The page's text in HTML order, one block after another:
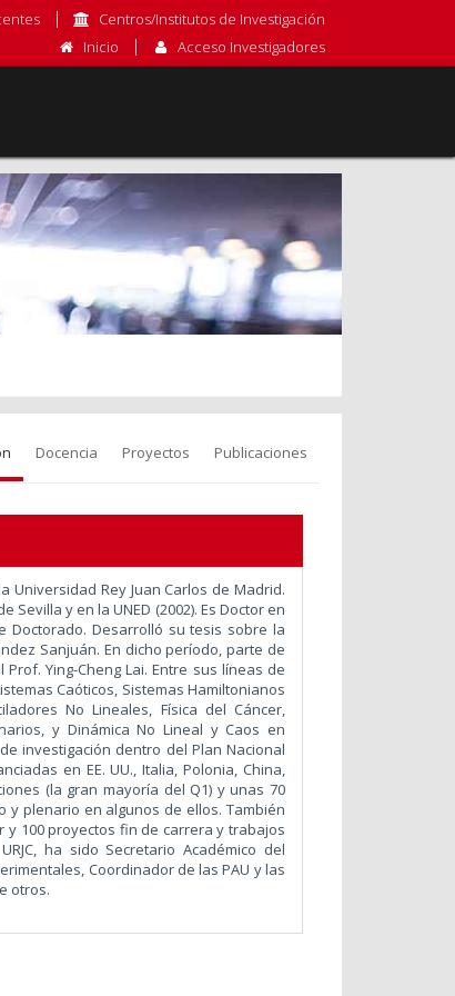
Centros/Institutos de Investigación
Inicio
Acceso Investigadores
Docencia Proyectos Publicaciones
Universidad Rey Juan Carlos de Madrid.
y en la UNED (2002). Es Doctor en
Doctorado. Desarrolló su tesis sobre la
Sanjuán. En dicho período, parte de
Ying-Cheng Lai. Entre sus líneas de
Caóticos, Sistemas Hamiltonianos
No Lineales, Física del Cáncer,
y Dinámica No Lineal y Caos en
investigación dentro del Plan Nacional
en EE. UU., Italia, Polonia, China,
(la gran mayoría del Q1) y unas 70
plenario en algunos de ellos. También
100 proyectos fin de carrera y trabajos
ha sido Secretario Académico del
Coordinador de las PAU y las
otros.